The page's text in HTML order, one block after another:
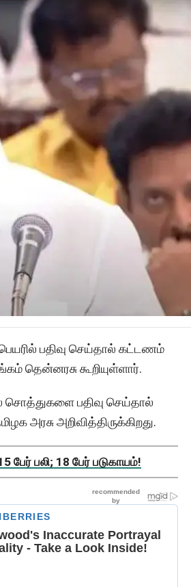
பதிவு செய்தால் கட்டணம்
தென்னரசு கூறியுள்ளார்.
சொத்துகளை பதிவு செய்தால்
அரசு அறிவித்திருக்கிறது.
பேர் பலி; 18 பேர் படுகாயம்!